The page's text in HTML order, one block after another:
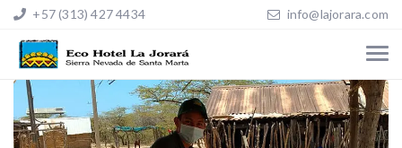
+57 (313) 427 4434 info@lajorara.com